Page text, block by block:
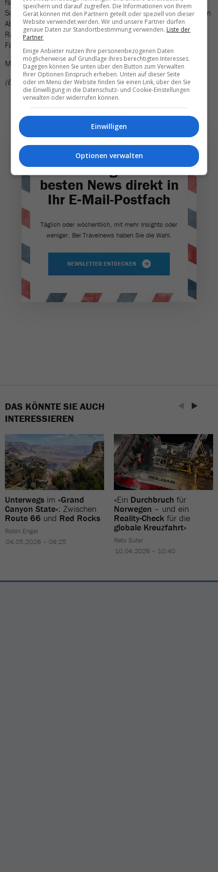
flacher mag, folgt derweil der Aare auf nationalen Velorouten.
Sollte sich die Herbstsonne für einmal nicht zeigen, lohnt sich ein
Abstecher zum nahegelegenen Velodrome in Grenchen: Im
Rahmen von Schnupperkursen können auch Anfänger die
Faszination des Bahnfahrens kennenlernen.
Mehr Informationen sindauf der Webseitezu finden.
(BHA)
Die wichtigsten und
besten News direkt in
Ihr E‑Mail-Postfach
Täglich oder wöchentlich, mit mehr Insights oder
weniger. Bei Travel­news haben Sie die Wahl.
NEWSLETTER ENTDECKEN
DAS KÖNNTE SIE AUCH
INTERESSIEREN
Unterwegs im «Grand
Canyon State»: Zwischen
Route 66 und Red Rocks
Robin Engel
04.05.2026 – 09:25
«Ein Durchbruch für
Norwegen – und ein
Reality-Check für die
globale Kreuzfahrt»
Reto Suter
10.04.2026 – 10:40
speichern und darauf zugreifen. Die Informationen von Ihrem
Gerät können mit den Partnern geteilt oder speziell von dieser
Website verwendet werden. Wir und unsere Partner dürfen
genaue Daten zur Standortbestimmung verwenden. Liste der
Partner
Einige Anbieter nutzen Ihre personenbezogenen Daten
möglicherweise auf Grundlage ihres berechtigten Interesses.
Dagegen können Sie unten über den Button zum Verwalten
Ihrer Optionen Einspruch erheben. Unten auf dieser Seite
oder im Menü der Website finden Sie einen Link, über den Sie
die Einwilligung in die Datenschutz- und Cookie-Einstellungen
verwalten oder widerrufen können.
Einwilligen
Optionen verwalten